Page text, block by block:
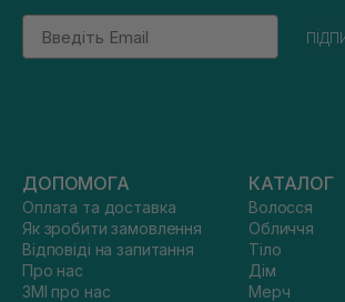
Email
ДОПОМОГА
Оплата та доставка
Як зробити замовлення
Відповіді на запитання
Про нас
ЗМІ про нас
КАТАЛОГ
Волосся
Обличчя
Тіло
Дім
Мерч